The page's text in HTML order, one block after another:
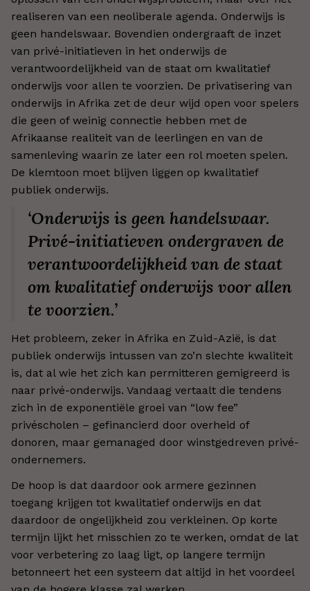
realiseren van een neoliberale agenda. Onderwijs is
geen handelswaar. Bovendien ondergraaft de inzet
van privé-initiatieven in het onderwijs de
verantwoordelijkheid van de staat om kwalitatief
onderwijs voor allen te voorzien. De privatisering van
onderwijs in Afrika zet de deur wijd open voor spelers
die geen of weinig connectie hebben met de
Afrikaanse realiteit van de leerlingen en van de
samenleving waarin ze later een rol moeten spelen.
De klemtoon moet blijven liggen op kwalitatief
publiek onderwijs.
‘Onderwijs is geen handelswaar.
Privé-initiatieven ondergraven de
verantwoordelijkheid van de staat
om kwalitatief onderwijs voor allen
te voorzien.’
Het probleem, zeker in Afrika en Zuid-Azië, is dat
publiek onderwijs intussen van zo’n slechte kwaliteit
is, dat al wie het zich kan permitteren gemigreerd is
naar privé-onderwijs. Vandaag vertaalt die tendens
zich in de exponentiële groei van “low fee”
privéscholen – gefinancierd door overheid of
donoren, maar gemanaged door winstgedreven privé-
ondernemers.
De hoop is dat daardoor ook armere gezinnen
toegang krijgen tot kwalitatief onderwijs en dat
daardoor de ongelijkheid zou verkleinen. Op korte
termijn lijkt het misschien zo te werken, omdat de lat
voor verbetering zo laag ligt, op langere termijn
betonneert het een systeem dat altijd in het voordeel